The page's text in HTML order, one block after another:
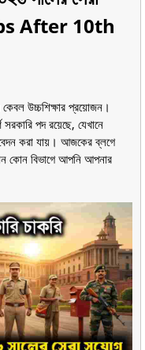
After 10th
উচ্চশিক্ষার প্রয়োজন।
পদ রয়েছে, যেখানে
করা যায়। আজকের ব্লগে
কোন বিভাগে আপনি আপনার